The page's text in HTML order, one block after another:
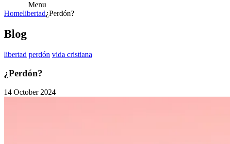
Menu
Homelibertad¿Perdón?
Blog
libertad perdón vida cristiana
¿Perdón?
14 October 2024